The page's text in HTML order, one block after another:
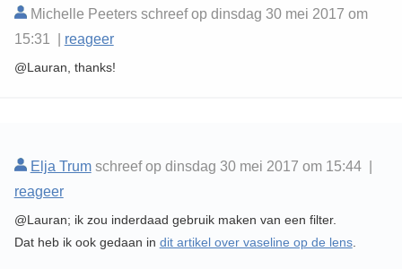
Michelle Peeters schreef op dinsdag 30 mei 2017 om
15:31 | reageer
@Lauran, thanks!
Elja Trumschreef op dinsdag 30 mei 2017 om 15:44 |
reageer
@Lauran; ik zou inderdaad gebruik maken van een filter.
Dat heb ik ook gedaan in dit artikel over vaseline op de lens.